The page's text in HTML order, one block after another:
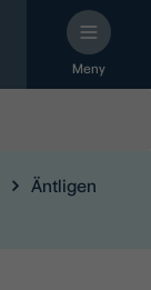
Meny
Äntligen